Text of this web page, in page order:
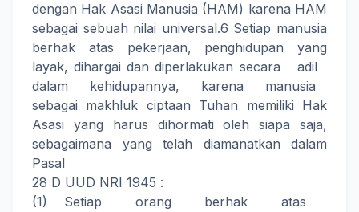
dengan Hak Asasi Manusia (HAM) karena HAM
sebagai sebuah nilai universal.6 Setiap manusia
berhak atas pekerjaan, penghidupan yang
layak, dihargai dan diperlakukan secara adil
dalam kehidupannya, karena manusia
sebagai makhluk ciptaan Tuhan memiliki Hak
Asasi yang harus dihormati oleh siapa saja,
sebagaimana yang telah diamanatkan dalam
Pasal
28 D UUD NRI 1945 :
(1) Setiap orang berhak atas